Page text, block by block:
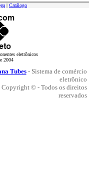
| Catálogo
eletrônicos
2004
Tubes- Sistema de comércio
eletrônico
Copyright © - Todos os direitos
reservados